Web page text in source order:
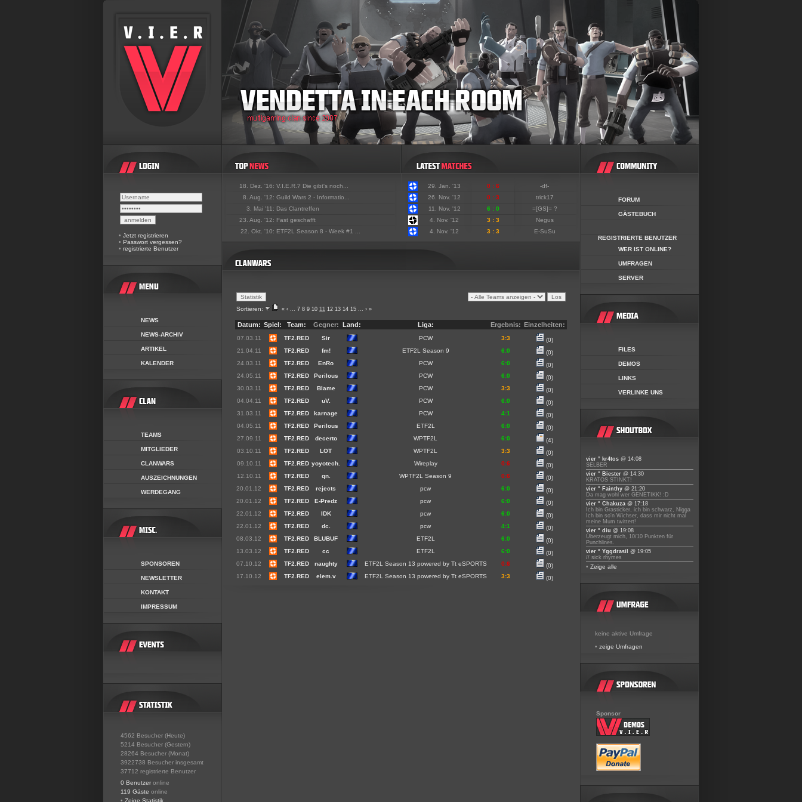
• Jetzt registrieren
• Passwort vergessen?
• registrierte Benutzer
NEWS
NEWS-ARCHIV
ARTIKEL
KALENDER
TEAMS
MITGLIEDER
CLANWARS
AUSZEICHNUNGEN
WERDEGANG
SPONSOREN
NEWSLETTER
KONTAKT
IMPRESSUM
4562 Besucher (Heute)
5214 Besucher (Gestern)
28264 Besucher (Monat)
3922738 Besucher insgesamt
37712 registrierte Benutzer
0 Benutzer online
119 Gäste online
• Zeige Statistik
18. Dez. '16: V.I.E.R.? Die gibt's noch...
8. Aug. '12: Guild Wars 2 - Informatio...
3. Mai '11: Das Clantreffen
23. Aug. '12: Fast geschafft
22. Okt. '10: ETF2L Season 8 - Week #1 ...
29. Jan. '13 0 : 6
-df-
26. Nov. '12
0 : 3
trick17
11. Nov. '12
6 : 0
=[GS]= ?
4. Nov. '12
3 : 3
Negus
4. Nov. '12
3 : 3 E-SuSu
Sortieren: « ‹ ... 7 8 9 10 11 12 13 14 15 ... › »
Datum: Spiel: Team: Gegner: Land: Liga: Ergebnis: Einzelheiten:
07.03.11 TF2.RED Sir PCW 3:3
(0)
21.04.11
TF2.RED fm! ETF2L Season 9 6:0
(0)
24.03.11
TF2.RED EnRo PCW 6:0
(0)
24.05.11
TF2.RED Perilous PCW 6:0
(0)
30.03.11
TF2.RED Blame PCW 3:3
(0)
04.04.11
TF2.RED uV. PCW 6:0
(0)
31.03.11
TF2.RED karnage PCW 4:1
(0)
04.05.11
TF2.RED Perilous ETF2L 6:0
(0)
27.09.11
TF2.RED decerto WPTF2L 6:0
(4)
03.10.11
TF2.RED LOT WPTF2L 3:3
(0)
09.10.11
TF2.RED yoyotech. Wireplay 0:6
(0)
12.10.11
TF2.RED qn. WPTF2L Season 9 0:6
(0)
20.01.12
TF2.RED rejects pcw 6:0
(0)
20.01.12
TF2.RED E-Predz pcw 6:0
(0)
22.01.12
TF2.RED IDK pcw 6:0
(0)
22.01.12
TF2.RED dc. pcw 4:1
(0)
08.03.12
TF2.RED BLUBUF ETF2L 6:0
(0)
13.03.12
TF2.RED cc ETF2L 6:0
(0)
07.10.12
TF2.RED naughty ETF2L Season 13 powered by Tt eSPORTS 0:6
(0)
17.10.12
TF2.RED elem.v ETF2L Season 13 powered by Tt eSPORTS 3:3 (0)
FORUM
GÄSTEBUCH
REGISTRIERTE BENUTZER
WER IST ONLINE?
UMFRAGEN
SERVER
FILES
DEMOS
LINKS
VERLINKE UNS
vier ° kr4tos @ 14:08
SELBER
vier ° Biester @ 14:30
KRATOS STINKT!
vier ° Fainthy @ 21:20
Da mag wohl wer GENETIKK! :D
vier ° Chakuza @ 17:18
Ich bin Grasticker, ich bin schwarz, Nigga
Ich bin so'n Wichser, dass mir nicht mal
meine Mum twittert!
vier ° diu @ 19:08
Überzeugt mich, 10/10 Punkten für
Punchlines.
vier ° Yggdrasil
@ 19:05
// sick rhymes
• Zeige alle
keine aktive Umfrage
• zeige Umfragen
Sponsor